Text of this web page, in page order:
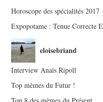
Horoscope des spécialités 2017
Expopotame : Tenue Correcte
eloisebriand
Interview Anaïs Ripoll
Top mèmes du Futur !